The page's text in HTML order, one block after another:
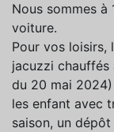
Nous sommes à
voiture.
Pour vos loisirs,
jacuzzi
du 20 mai
les enfant avec
saison, un